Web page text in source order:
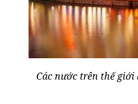
Các nước trên thế